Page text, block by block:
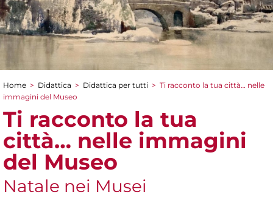
Tu sei qui
Home > Didattica > Didattica per tutti > Ti racconto la tua città… nelle
immagini del Museo
Ti racconto la tua
città… nelle immagini
del Museo
Natale nei Musei